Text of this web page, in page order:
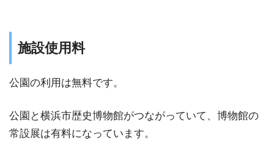
施設使⽤料
公園の利用は無料です。
公園と横浜市歴史博物館がつながっていて、博物館の
常設展は有料になっています。